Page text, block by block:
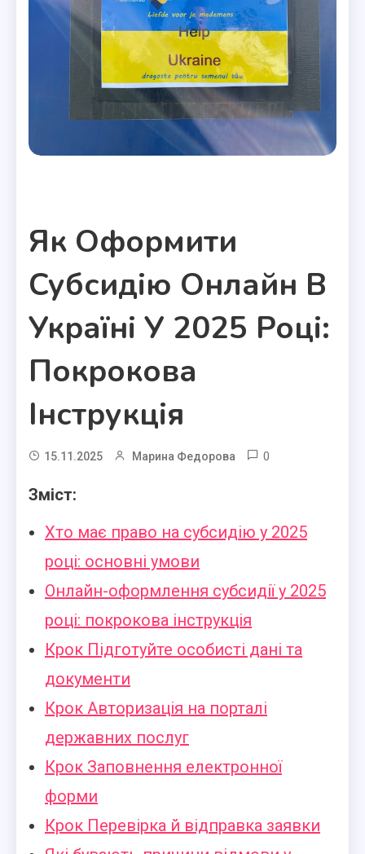
Як Оформити
Субсидію Онлайн В
Україні У 2025 Році:
Покрокова
Інструкція
15.11.2025 Марина Федорова 0
Зміст:
Хто має право на субсидію у 2025
році: основні умови
Онлайн-оформлення субсидії у 2025
році: покрокова інструкція
Крок Підготуйте особисті дані та
документи
Крок Авторизація на порталі
державних послуг
Крок Заповнення електронної
форми
Крок Перевірка й відправка заявки